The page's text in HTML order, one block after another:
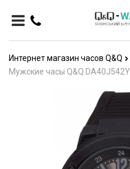
Интернет магазин часов Q&Q
Мужские часы Q&Q DA40J542Y